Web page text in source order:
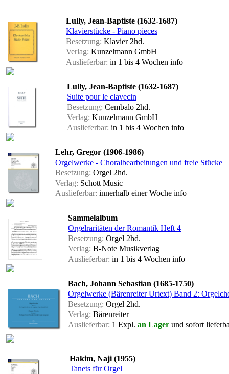
Lully, Jean-Baptiste (1632-1687)
Klavierstücke - Piano pieces
Besetzung: Klavier 2hd.
Verlag: Kunzelmann GmbH
Auslieferbar: in 1 bis 4 Wochen info
Lully, Jean-Baptiste (1632-1687)
Suite pour le clavecin
Besetzung: Cembalo 2hd.
Verlag: Kunzelmann GmbH
Auslieferbar: in 1 bis 4 Wochen info
Lehr, Gregor (1906-1986)
Orgelwerke - Choralbearbeitungen und freie Stücke
Besetzung: Orgel 2hd.
Verlag: Schott Music
Auslieferbar: innerhalb einer Woche info
Sammelalbum
Orgelraritäten der Romantik Heft 4
Besetzung: Orgel 2hd.
Verlag: B-Note Musikverlag
Auslieferbar: in 1 bis 4 Wochen info
Bach, Johann Sebastian (1685-1750)
Orgelwerke (Bärenreiter Urtext) Band 2:
Besetzung: Orgel 2hd.
Verlag: Bärenreiter
Auslieferbar: 1 Expl. an Lager und sofort
Hakim, Naji (1955)
Tanets für Orgel